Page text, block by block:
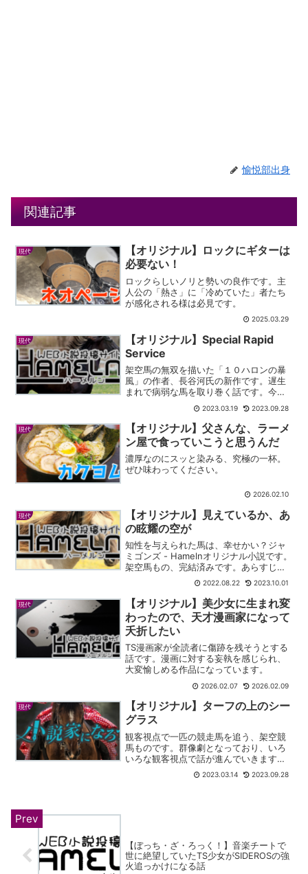
愉悦部出身
関連記事
現代
【オリジナル】ロックにギターは
必要ない！
ロックらしいノリと勢いの良作です。主
人公の「熱さ」に「冷めていた」者たち
が感化される様は必見です。
2025.03.29
現代
【オリジナル】Special Rapid
Service
架空馬の無双を描いた「１０ハロンの暴
風」の作者、長谷河氏の新作です。遅生
まれで病弱な馬を取り巻く話です。今後
2023.03.19 2023.09.28
現代
【オリジナル】父さんな、ラーメ
ン屋で食っていこうと思うんだ
濃厚なのにスッと染みる、究極の一杯。
ぜひ味わってください。
2026.02.10
現代
【オリジナル】見えているか、あ
の眩耀の空が
知性を与えられた馬は、幸せかい？ジャ
ミゴンズ - Hamelnオリジナル小説です。
架空馬もの、完結済みです。あらすじ知
性を与えられて、通常より賢い馬が主人
公です。自身のアイデンティティに苦し
められ、人と馬、どちらも拒否して苛立
ちを抑えられな...
2022.08.22 2023.10.01
現代
【オリジナル】美少女に生まれ変
わったので、天才漫画家になって
夭折したい
TS漫画家が全読者に傷跡を残そうとする
話です。漫画に対する妄執を感じられ、
大変愉しめる作品になっています。
2026.02.07 2026.02.09
現代
【オリジナル】ターフの上のシー
グラス
観客視点で一匹の競走馬を追う、架空競
馬ものです。群像劇となっており、いろ
いろな観客視点で話が進んでいきます。
話が進めば進むほど熱い展開で、涙が零
れました。架空競馬の傑作です。
2023.03.14 2023.09.28
【ぼっち・ざ・ろっく！】音楽チートで
世に絶望していたTS少女がSIDEROSの強
火追っかけになる話